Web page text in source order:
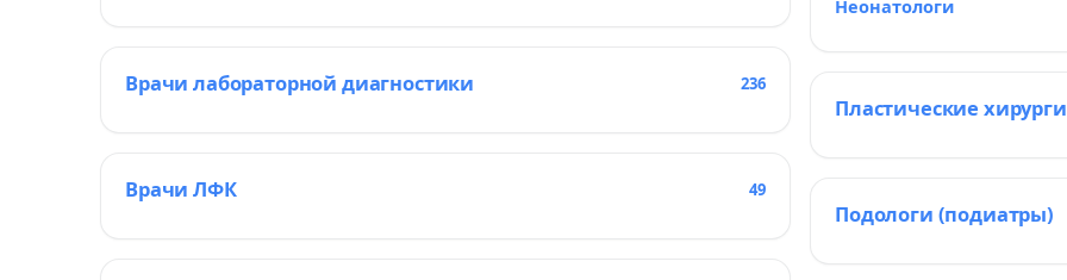
Врачи лабораторной диагностики 236
Врачи ЛФК 49
Неонатологи
Пластические хирурги
Подологи (подиатры)